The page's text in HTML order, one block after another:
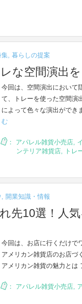
集, 暮らしの提案
な空間演出
今回は、空間演出において
て、トレーを使った空間演
によって色々な演出ができ
む
： アパレル雑貨小売店,
ンテリア雑貨店, トレ
, 開業知識・情報
先10選！人
今回は、お店に行くだけで
アメリカン雑貨店のお店づ
アメリカン雑貨の魅力とは
： アパレル雑貨小売店,